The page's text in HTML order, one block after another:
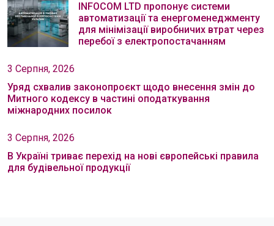
INFOCOM LTD пропонує системи
автоматизації та енергоменеджменту
для мінімізації виробничих втрат через
перебої з електропостачанням
3 Серпня, 2026
Уряд схвалив законопроєкт щодо внесення змін до
Митного кодексу в частині оподаткування
міжнародних посилок
3 Серпня, 2026
В Україні триває перехід на нові європейські правила
для будівельної продукції